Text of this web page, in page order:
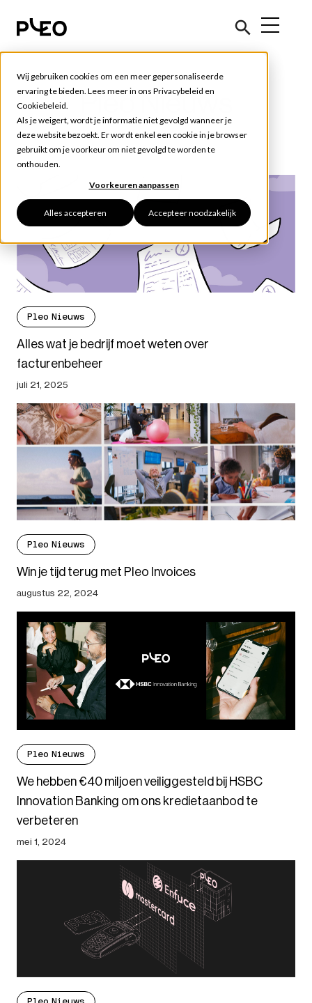
Wij gebruiken cookies om een meer gepersonaliseerde
ervaring te bieden. Lees meer in ons Privacybeleid en
Cookiebeleid.
Als je weigert, wordt je informatie niet gevolgd wanneer je
deze website bezoekt. Er wordt enkel een cookie in je browser
gebruikt om je voorkeur om niet gevolgd te worden te
onthouden.
Voorkeuren aanpassen
Alles accepteren Accepteer noodzakelijk
Pleo Nieuws
Pleo Nieuws
Alles wat je bedrijf moet weten over
facturenbeheer
juli 21, 2025
Pleo Nieuws
Win je tijd terug met Pleo Invoices
augustus 22, 2024
Pleo Nieuws
We hebben €40 miljoen veiliggesteld bij HSBC
Innovation Banking om ons kredietaanbod te
verbeteren
mei 1, 2024